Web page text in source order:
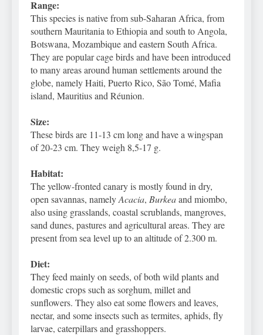
Range:
This species is native from sub-Saharan Africa, from
southern Mauritania to Ethiopia and south to Angola,
Botswana, Mozambique and eastern South Africa.
They are popular cage birds and have been introduced
to many areas around human settlements around the
globe, namely Haiti, Puerto Rico, São Tomé, Mafia
island, Mauritius and Réunion.
Size:
These birds are 11-13 cm long and have a wingspan
of 20-23 cm. They weigh 8,5-17 g.
Habitat:
The yellow-fronted canary is mostly found in dry,
open savannas, namelyAcacia, Burkeaand miombo,
also using grasslands, coastal scrublands, mangroves,
sand dunes, pastures and agricultural areas. They are
present from sea level up to an altitude of 2.300 m.
Diet:
They feed mainly on seeds, of both wild plants and
domestic crops such as sorghum, millet and
sunflowers. They also eat some flowers and leaves,
nectar, and some insects such as termites, aphids, fly
larvae, caterpillars and grasshoppers.